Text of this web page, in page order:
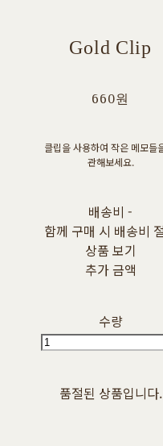
Gold Clip
660원
클립을 사용하여 작은 메모들
관해보세요.
배송비-
함께 구매 시 배송비
상품 보기
추가 금액
수량
품절된 상품입니다.